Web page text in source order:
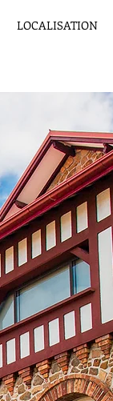
LOCALISATION